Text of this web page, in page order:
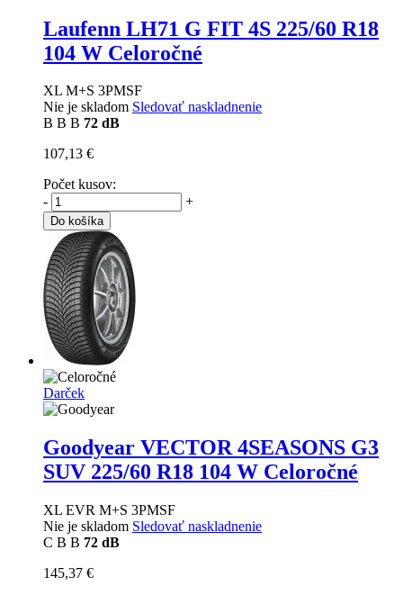
Laufenn LH71 G FIT 4S 225/60 R18
104 W Celoročné
XL M+S 3PMSF
Nie je skladom Sledovať naskladnenie
B B B 72 dB
107,13 €
Počet kusov:
-
+
Do košíka
Darček
Goodyear VECTOR 4SEASONS G3
SUV 225/60 R18 104 W Celoročné
XL EVR M+S 3PMSF
Nie je skladom Sledovať naskladnenie
C B B 72 dB
145,37 €